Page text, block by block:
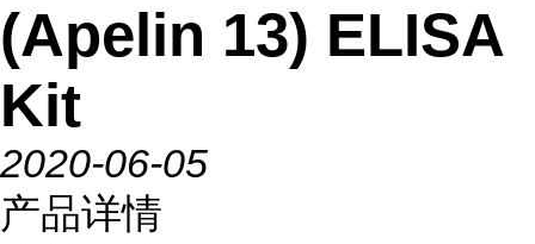
(Apelin 13) ELISA
Kit
2020-06-05
产品详情